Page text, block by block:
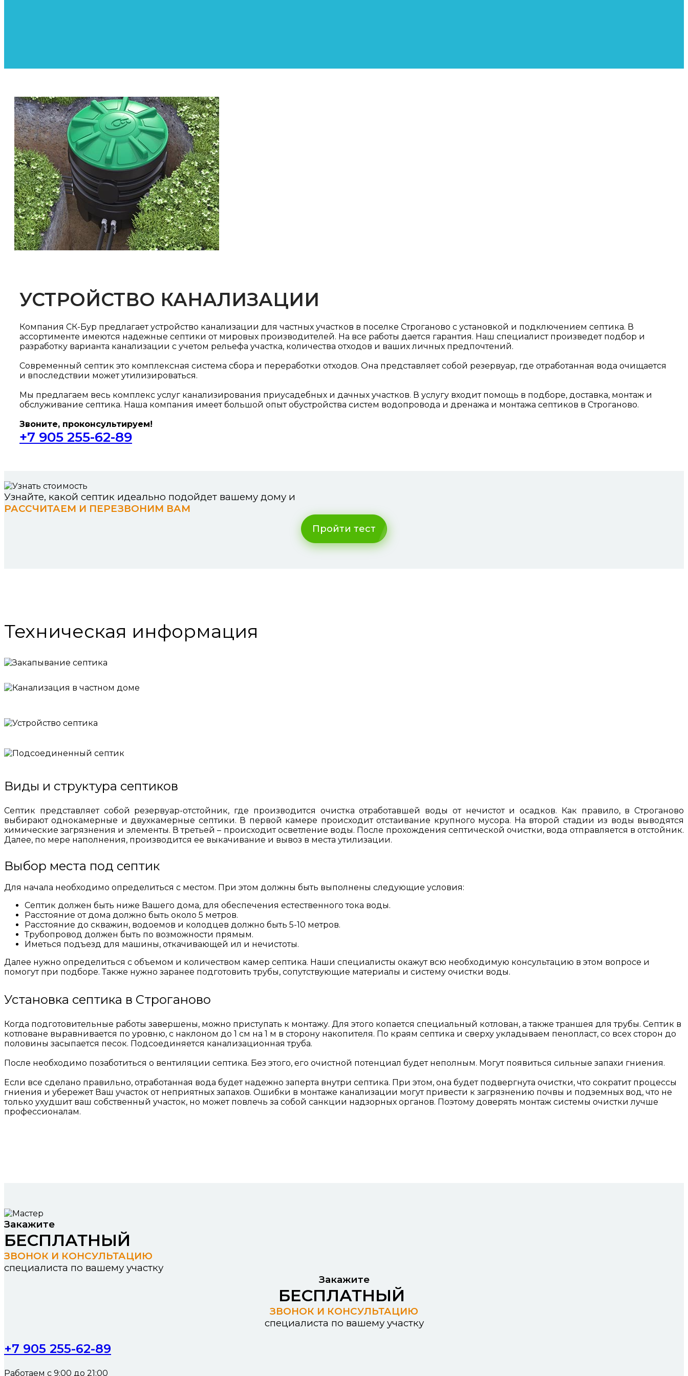
УСТРОЙСТВО КАНАЛИЗАЦИИ
Компания СК-Бур предлагает устройство канализации для частных участков в поселке Строганово с установкой и подключением септика. В
ассортименте имеются надежные септики от мировых производителей. На все работы дается гарантия. Наш специалист произведет подбор и
разработку варианта канализации с учетом рельефа участка, количества отходов и ваших личных предпочтений.
Современный септик это комплексная система сбора и переработки отходов. Она представляет собой резервуар, где отработанная вода очищается
и впоследствии может утилизироваться.
Мы предлагаем весь комплекс услуг канализирования приусадебных и дачных участков. В услугу входит помощь в подборе, доставка, монтаж и
обслуживание септика. Наша компания имеет большой опыт обустройства систем водопровода и дренажа и монтажа септиков в Строганово.
Звоните, проконсультируем!
+7 905 255-62-89
Узнайте, какой септик идеально подойдет вашему дому и
РАССЧИТАЕМ И ПЕРЕЗВОНИМ ВАМ
Пройти тест
Техническая информация
Виды и структура септиков
Септик представляет собой резервуар-отстойник, где производится очистка отработавшей воды от нечистот и осадков. Как правило, в Строганово
выбирают однокамерные и двухкамерные септики. В первой камере происходит отстаивание крупного мусора. На второй стадии из воды выводятся
химические загрязнения и элементы. В третьей – происходит осветление воды. После прохождения септической очистки, вода отправляется в отстойник.
Далее, по мере наполнения, производится ее выкачивание и вывоз в места утилизации.
Выбор места под септик
Для начала необходимо определиться с местом. При этом должны быть выполнены следующие условия:
Септик должен быть ниже Вашего дома, для обеспечения естественного тока воды.
Расстояние от дома должно быть около 5 метров.
Расстояние до скважин, водоемов и колодцев должно быть 5-10 метров.
Трубопровод должен быть по возможности прямым.
Иметься подъезд для машины, откачивающей ил и нечистоты.
Далее нужно определиться с объемом и количеством камер септика. Наши специалисты окажут всю необходимую консультацию в этом вопросе и
помогут при подборе. Также нужно заранее подготовить трубы, сопутствующие материалы и систему очистки воды.
Установка септика в Строганово
Когда подготовительные работы завершены, можно приступать к монтажу. Для этого копается специальный котлован, а также траншея для трубы. Септик в
котловане выравнивается по уровню, с наклоном до 1 см на 1 м в сторону накопителя. По краям септика и сверху укладываем пенопласт, со всех сторон до
половины засыпается песок. Подсоединяется канализационная труба.
После необходимо позаботиться о вентиляции септика. Без этого, его очистной потенциал будет неполным. Могут появиться сильные запахи гниения.
Если все сделано правильно, отработанная вода будет надежно заперта внутри септика. При этом, она будет подвергнута очистки, что сократит процессы
гниения и убережет Ваш участок от неприятных запахов. Ошибки в монтаже канализации могут привести к загрязнению почвы и подземных вод, что не
только ухудшит ваш собственный участок, но может повлечь за собой санкции надзорных органов. Поэтому доверять монтаж системы очистки лучше
профессионалам.
Закажите
БЕСПЛАТНЫЙ
ЗВОНОК И КОНСУЛЬТАЦИЮ
специалиста по вашему участку
Закажите
БЕСПЛАТНЫЙ
ЗВОНОК И КОНСУЛЬТАЦИЮ
специалиста по вашему участку
+7 905 255-62-89
Работаем с 9:00 до 21:00